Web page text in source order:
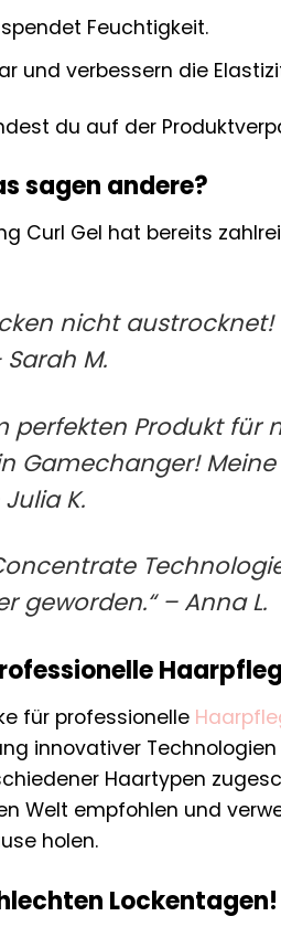
Feuchtigkeit.
und verbessern die
du auf der
sagen andere?
Curl Gel hat bereits
nicht
M.
Produkt für
Gamechanger!
K.
geworden.“ – Anna L.
für professionelle
innovativer
Haartypen
Welt empfohlen und
holen.
Lockentagen!